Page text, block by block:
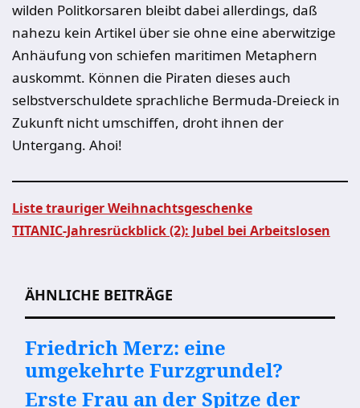
wilden Politkorsaren bleibt dabei allerdings, daß
nahezu kein Artikel über sie ohne eine aberwitzige
Anhäufung von schiefen maritimen Metaphern
auskommt. Können die Piraten dieses auch
selbstverschuldete sprachliche Bermuda-Dreieck in
Zukunft nicht umschiffen, droht ihnen der
Untergang. Ahoi!
Liste trauriger Weihnachtsgeschenke
TITANIC-Jahresrückblick (2): Jubel bei Arbeitslosen
ÄHNLICHE BEITRÄGE
Friedrich Merz: eine
umgekehrte Furzgrundel?
Erste Frau an der Spitze der